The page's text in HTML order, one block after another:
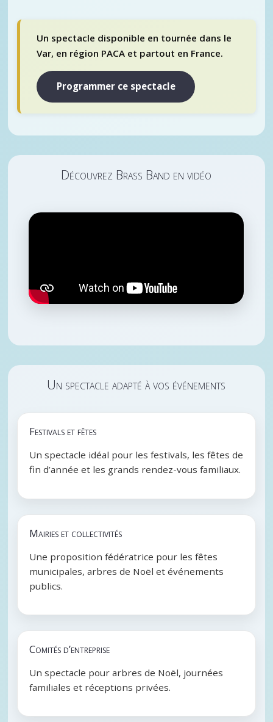
Un spectacle disponible en tournée dans le
Var, en région PACA et partout en France.
Programmer ce spectacle
Découvrez Brass Band en vidéo
Un spectacle adapté à vos événements
Festivals et fêtes
Un spectacle idéal pour les festivals, les fêtes de
fin d’année et les grands rendez-vous familiaux.
Mairies et collectivités
Une proposition fédératrice pour les fêtes
municipales, arbres de Noël et événements
publics.
Comités d’entreprise
Un spectacle pour arbres de Noël, journées
familiales et réceptions privées.